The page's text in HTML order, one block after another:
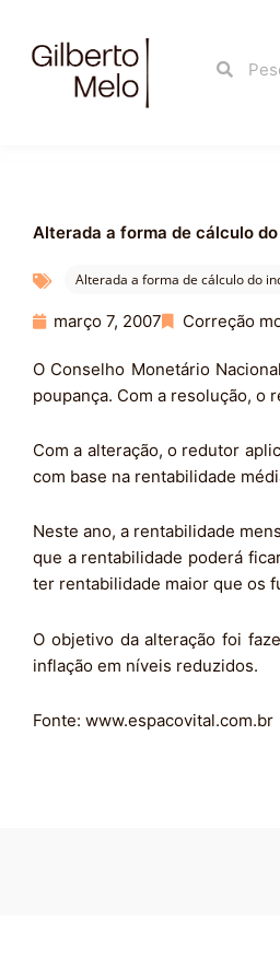
SearchSearch
Alterada a forma de cálculo
Alterada a forma de cálculo do
março 7, 2007 Correção
O Conselho Monetário
poupança. Com a resolução, o
Com a alteração, o redutor
com base na rentabilidade
Neste ano, a rentabilidade
que a rentabilidade poderá
ter rentabilidade maior que os
O objetivo da alteração foi
inflação em níveis reduzidos.
Fonte: www.espacovital.com.br